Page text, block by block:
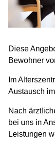
Diese
Bewohner
Im
Austausch
Nach
bei uns in
Leistungen